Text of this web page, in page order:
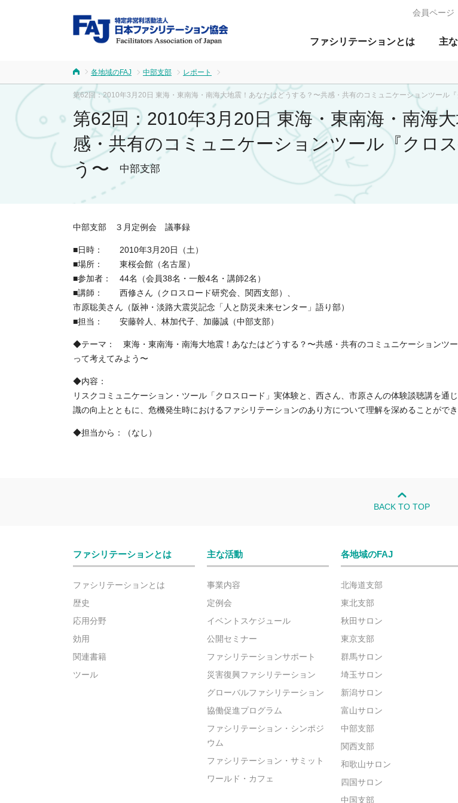
FAJ：特定非営利活動法人
ファシリテーションとは 主
会員ページ
各地域のFAJ 中部支部 レポート
第62回：2010年3月20日 東海・東南海・南海大地震！あなたはどうする？〜共感・共有のコミュニケーションツール
第62回：2010年3月20日 東海・東南海・南海
感・共有のコミュニケーションツール『クロ
う〜
中部支部
中部支部 ３月定例会 議事録
■日時： 2010年3月20日（土）
■場所： 東桜会館（名古屋）
■参加者： 44名（会員38名・一般4名・講師2名）
■講師： 西修さん（クロスロード研究会、関西支部）、
市原聡美さん（阪神・淡路大震災記念「人と防災未来センター」語り部）
■担当： 安藤幹人、林加代子、加藤誠（中部支部）
◆テーマ： 東海・東南海・南海大地震！あなたはどうする？〜共感・共有のコミュニケーションツ
って考えてみよう〜
◆内容：
リスクコミュニケーション・ツール「クロスロード」実体験と、西さん、市原さんの体験談聴講を通
識の向上とともに、危機発生時におけるファシリテーションのあり方について理解を深めることができ
◆担当から：（なし）
BACK TO TOP
ファシリテーションとは
ファシリテーションとは
歴史
応用分野
効用
関連書籍
ツール
主な活動
事業内容
定例会
イベントスケジュール
公開セミナー
ファシリテーションサポート
災害復興ファシリテーション
グローバルファシリテーション
協働促進プログラム
ファシリテーション・シンポジ
ウム
ファシリテーション・サミット
ワールド・カフェ
各地域のFAJ
北海道支部
東北支部
秋田サロン
東京支部
群馬サロン
埼玉サロン
新潟サロン
富山サロン
中部支部
関西支部
和歌山サロン
四国サロン
中国支部